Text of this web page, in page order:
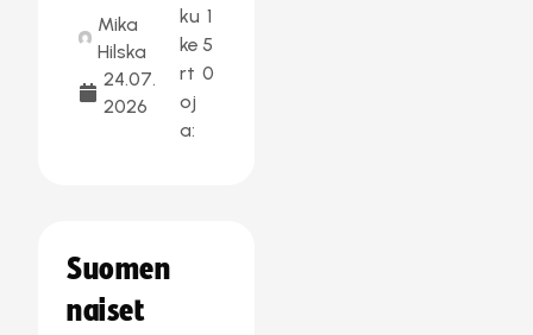
Mika
Hilska
24.07.
2026
ku
ke
rt
oj
a:
1
5
0
Suomen
naiset